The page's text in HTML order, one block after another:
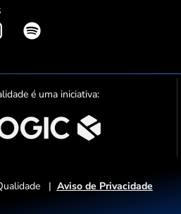
S
o
t
f
y
é uma iniciativa:
| Aviso de Privacidade